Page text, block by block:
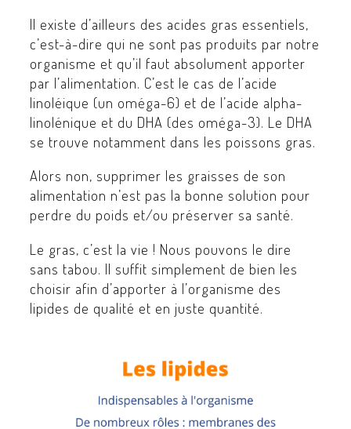
Il existe d’ailleurs des acides gras essentiels,
c’est-à-dire qui ne sont pas produits par notre
organisme et qu’il faut absolument apporter
par l’alimentation. C’est le cas de l’acide
linoléique (un oméga-6) et de l’acide alpha-
linolénique et du DHA (des oméga-3). Le DHA
se trouve notamment dans les poissons gras.
Alors non, supprimer les graisses de son
alimentation n’est pas la bonne solution pour
perdre du poids et/ou préserver sa santé.
Le gras, c’est la vie ! Nous pouvons le dire
sans tabou. Il suffit simplement de bien les
choisir afin d’apporter à l’organisme des
lipides de qualité et en juste quantité.